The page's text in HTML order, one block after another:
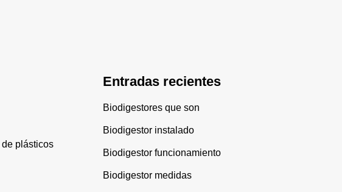
de plásticos
Entradas recientes
Biodigestores que son
Biodigestor instalado
Biodigestor funcionamiento
Biodigestor medidas